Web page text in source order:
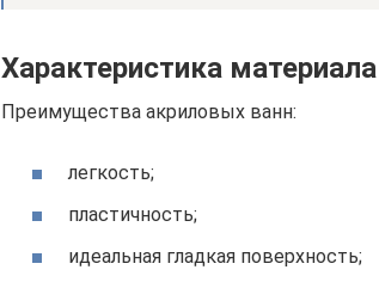
Характеристика
Преимущества акриловых ванн:
легкость;
пластичность;
идеальная гладкая поверхность;